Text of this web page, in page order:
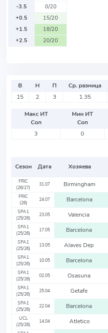
-3.5
0/20
+0.5
15/20
+1.5
18/20
+2.5
20/20
В Н П Ср. разница
15
2 3 1.35
Макс ИТ
Соп
Мин ИТ
Соп
3
0
Сезон Дата Хозяева
FRIC
(26/27)
31.07 Birmingham
FRIC
(26)
24.07 Barcelona
SPA1
(25/26)
23.05 Valencia
SPA1
(25/26)
17.05 Barcelona
SPA1
(25/26)
13.05 Alaves Dep
SPA1
(25/26)
10.05 Barcelona
SPA1
(25/26)
02.05 Osasuna
SPA1
(25/26)
25.04 Getafe
SPA1
(25/26)
22.04 Barcelona
UCL
(25/26)
14.04 Atletico